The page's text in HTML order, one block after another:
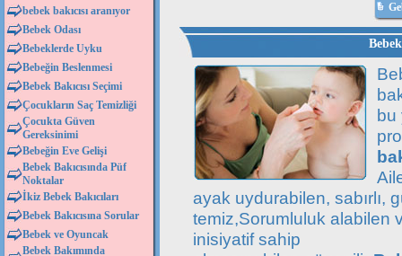
bebek bakıcısı aranıyor
Bebek Odası
Bebeklerde Uyku
Bebeğin Beslenmesi
Bebek Bakıcısı Seçimi
Çocukların Saç Temizliği
Çocukta Güven
Gereksinimi
Bebeğin Eve Gelişi
Bebek Bakıcısında Püf
Noktalar
İkiz Bebek Bakıcıları
Bebek Bakıcısına Sorular
Bebek ve Oyuncak
Bebek Bakımında
bu
ayak uydurabilen, sabırlı,
temiz,Sorumluluk alabilen
inisiyatif sahip